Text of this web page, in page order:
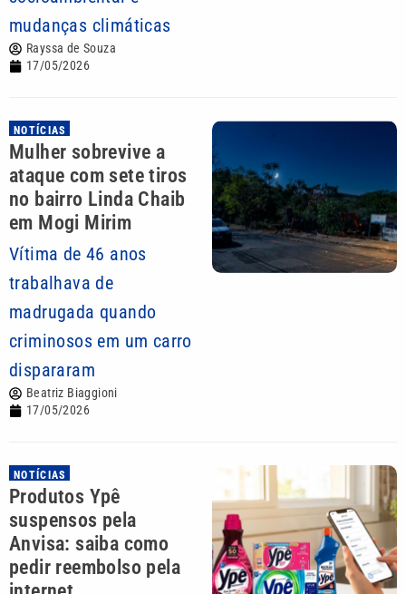
mudanças climáticas
Rayssa de Souza
17/05/2026
NOTÍCIAS
Mulher sobrevive a
ataque com sete tiros
no bairro Linda Chaib
em Mogi Mirim
Vítima de 46 anos
trabalhava de
madrugada quando
criminosos em um carro
dispararam
Beatriz Biaggioni
17/05/2026
NOTÍCIAS
Produtos Ypê
suspensos pela
Anvisa: saiba como
pedir reembolso pela